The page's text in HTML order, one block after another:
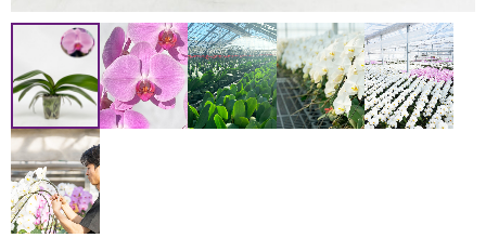
連日の猛暑により、品質保持が困難なため、下記地域への
お届けを一時的に見送らせていただきます。
お客様にはご迷惑をおかけし大変申し訳ございませんが、
何卒ご理解賜りますようお願い申し上げます。
【配送停止の地域】
北海道（札幌市を除く）
●北海道（札幌市限定）への配送について
最短で７日後から承れます。別途￥3,300の配送料金がかか
ります。
8月12日 お昼12：00以降
→ 最短お届けは8月18日（遠方19日）となります。
●彩華のワルツ・特注・アレンジ・花束
8月10日 お昼12：00迄
→ 8月13～16日を含む全ての日時指定が可能です。
8月10日 お昼12：00以降
→ 最短お届けは8月20日（遠方21日）となります。